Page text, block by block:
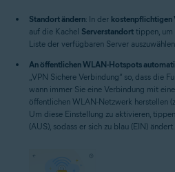
Standort ändern: In der kostenpflichtigen
auf die Kachel Serverstandort tippen, um
Liste der verfügbaren Server
An öffentlichen WLAN-Hotspots
„VPN Sichere Verbindung“ so, dass die
wann immer Sie eine Verbindung mit
öffentlichen WLAN-Netzwerk herstellen
Um diese Einstellung zu aktivieren,
(AUS), sodass er sich zu blau (EIN) ändert.